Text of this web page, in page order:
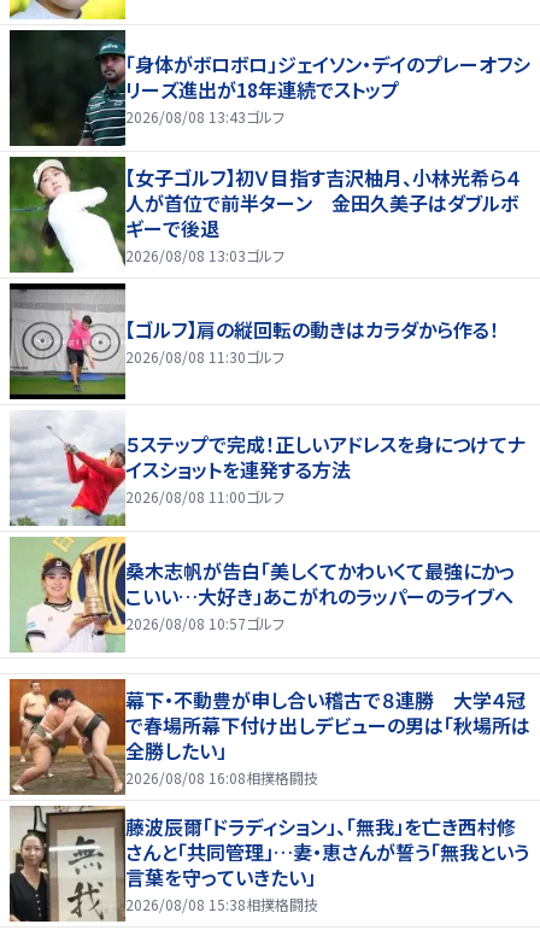
「身体がボロボロ」ジェイソン・デイのプレーオフシ
リーズ進出が18年連続でストップ
2026/08/08 13:43ゴルフ
【女子ゴルフ】初Ｖ目指す吉沢柚月、小林光希ら４
人が首位で前半ターン 金田久美子はダブルボ
ギーで後退
2026/08/08 13:03ゴルフ
【ゴルフ】肩の縦回転の動きはカラダから作る！
2026/08/08 11:30ゴルフ
５ステップで完成！正しいアドレスを身につけてナ
イスショットを連発する方法
2026/08/08 11:00ゴルフ
桑木志帆が告白「美しくてかわいくて最強にかっ
こいい…大好き」あこがれのラッパーのライブへ
2026/08/08 10:57ゴルフ
幕下・不動豊が申し合い稽古で８連勝 大学４冠
で春場所幕下付け出しデビューの男は「秋場所は
全勝したい」
2026/08/08 16:08相撲格闘技
藤波辰爾「ドラディション」、「無我」を亡き西村修
さんと「共同管理」…妻・恵さんが誓う「無我という
言葉を守っていきたい」
2026/08/08 15:38相撲格闘技